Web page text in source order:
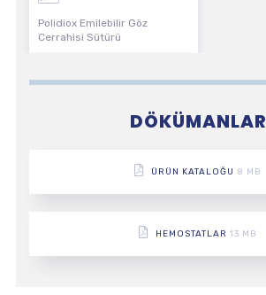
Polidiox Emilebilir Göz
Cerrahisi Sütürü
DÖKÜMANLAR
ÜRÜN KATALOĞU 8 MB
HEMOSTATLAR 13 MB